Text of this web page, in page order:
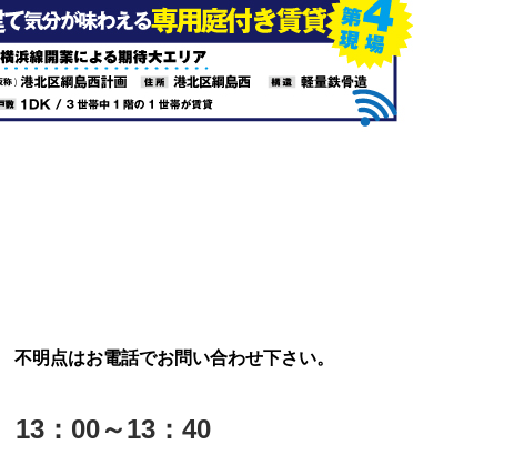
不明点はお電話でお問い合わせ下さい。
13：00～13：40